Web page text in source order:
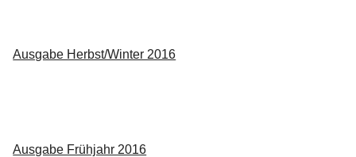
Ausgabe Herbst/Winter 2016
Ausgabe Frühjahr 2016